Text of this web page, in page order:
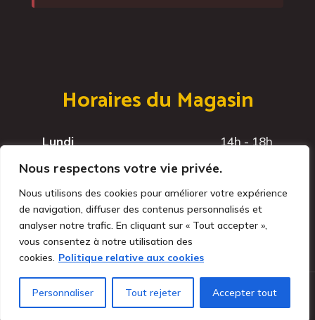
Nous respectons votre vie privée.
Nous utilisons des cookies pour améliorer votre expérience
de navigation, diffuser des contenus personnalisés et
analyser notre trafic. En cliquant sur « Tout accepter »,
vous consentez à notre utilisation des
cookies. Politique relative aux cookies
Personnaliser Tout rejeter Accepter tout
Horaires du Magasin
Lundi
14h - 18h
Jeudi
14h - 18h
Vendredi
14h - 18h
Brasserie du Léman© Tous droits réservés - 2025